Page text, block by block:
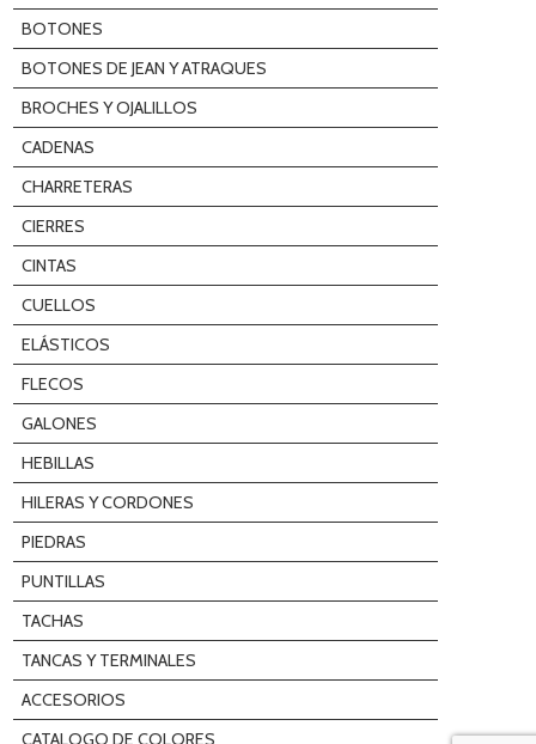
BOTONES
BOTONES DE JEAN Y ATRAQUES
BROCHES Y OJALILLOS
CADENAS
CHARRETERAS
CIERRES
CINTAS
CUELLOS
ELÁSTICOS
FLECOS
GALONES
HEBILLAS
HILERAS Y CORDONES
PIEDRAS
PUNTILLAS
TACHAS
TANCAS Y TERMINALES
ACCESORIOS
CATALOGO DE COLORES